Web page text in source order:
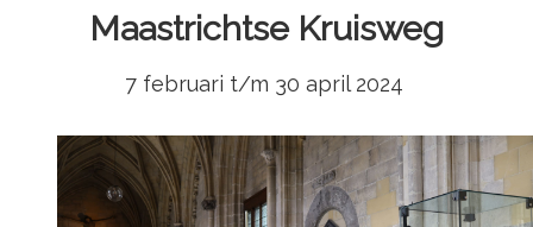
Maastrichtse Kruisweg
7 februari t/m 30 april 2024